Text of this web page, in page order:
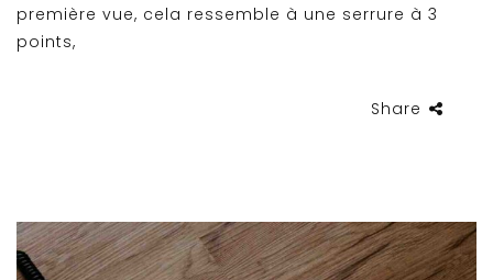
première vue, cela ressemble à une serrure à 3
points,
Share